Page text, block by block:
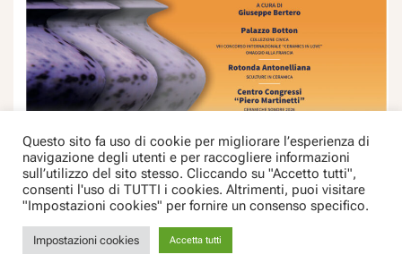
In primo pianoManifestazioni
65^ MOSTRA INTERNAZIONALE DELLA
Questo sito fa uso di cookie per migliorare l’esperienza di
navigazione degli utenti e per raccogliere informazioni
sull’utilizzo del sito stesso. Cliccando su "Accetto tutti",
consenti l'uso di TUTTI i cookies. Altrimenti, puoi visitare
"Impostazioni cookies" per fornire un consenso specifico.
Impostazioni cookies Accetta tutti
Chat con Canavesanoedintorni